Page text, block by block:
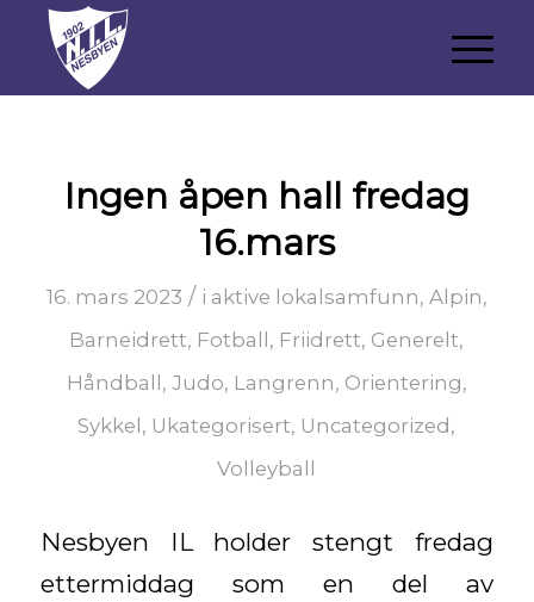
Ingen åpen hall fredag
16.mars
16. mars 2023 / i aktive lokalsamfunn, Alpin,
Barneidrett, Fotball , Friidrett, Generelt,
Håndball , Judo, Langrenn, Orientering,
Sykkel , Ukategorisert, Uncategorized ,
Volleyball
Nesbyen IL holder stengt fredag
ettermiddag som en del av